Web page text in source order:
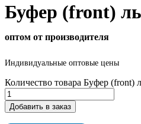
Буфер (front)
оптом от производителя
Индивидуальные оптовые цены
Количество товара Буфер (front)
Добавить в заказ